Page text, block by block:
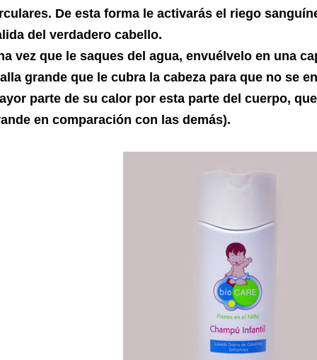
De esta forma le activarás el riego
del verdadero cabello.
vez que le saques del agua, envuélvelo en una
grande que le cubra la cabeza para que no se
parte de su calor por esta parte del cuerpo,
en comparación con las demás).